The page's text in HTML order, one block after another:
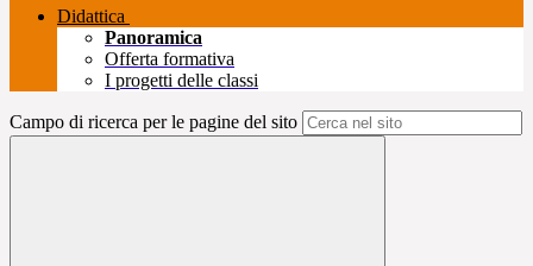
Didattica
Panoramica
Offerta formativa
I progetti delle classi
Campo di ricerca per le pagine del sito